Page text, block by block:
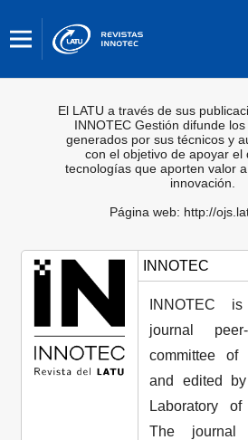
El LATU a través de sus
INNOTEC Gestión difunde
generados por sus técnicos y
con el objetivo de apoyar el
tecnologías que aporten valor
innovación.
Página web: http://
INNOTEC
INNOTEC
journal
committee of
and edited by
Laboratory
The journal